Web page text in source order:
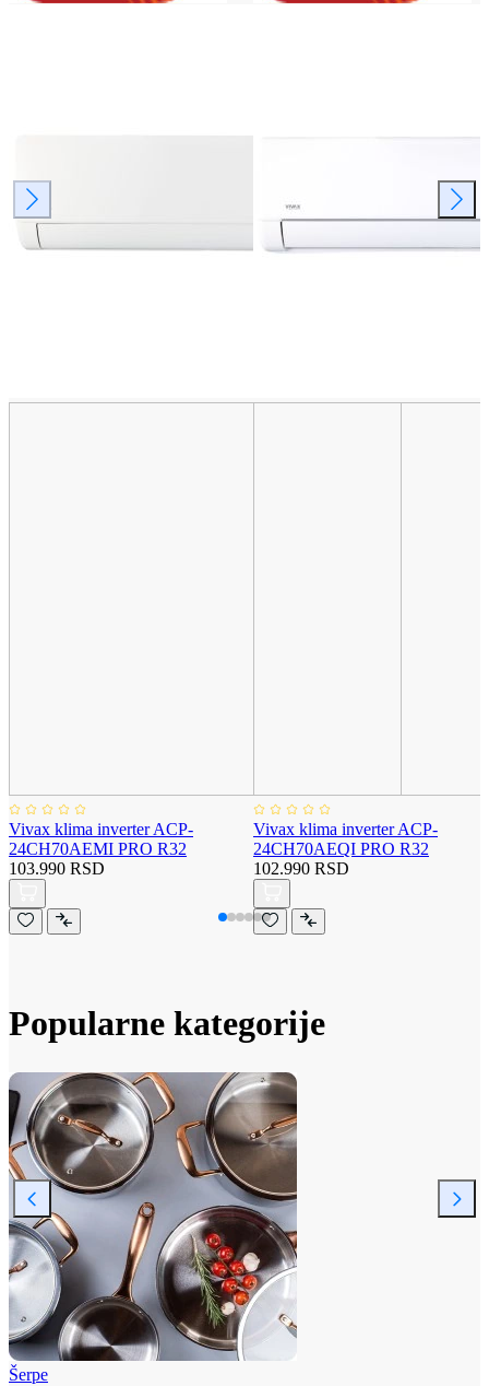
Vivax klima inverter ACP-
24CH70AEMI PRO R32
103.990 RSD
Vivax klima inverter ACP-
24CH70AEQI PRO R32
102.990 RSD
Popularne kategorije
Šerpe